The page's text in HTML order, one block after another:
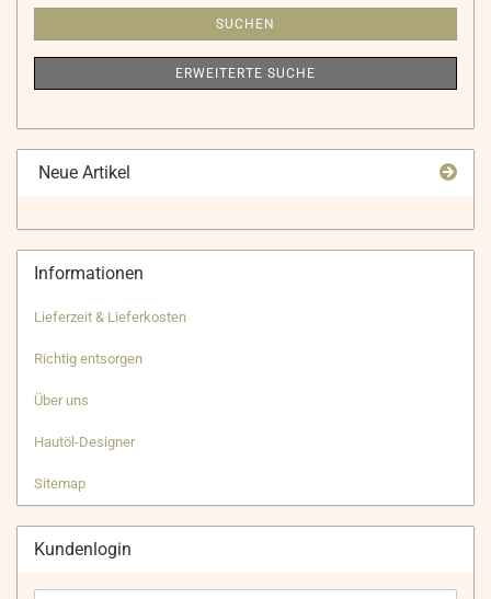
SUCHEN
ERWEITERTE SUCHE
Neue Artikel
Informationen
Lieferzeit & Lieferkosten
Richtig entsorgen
Über uns
Hautöl-Designer
Sitemap
Kundenlogin